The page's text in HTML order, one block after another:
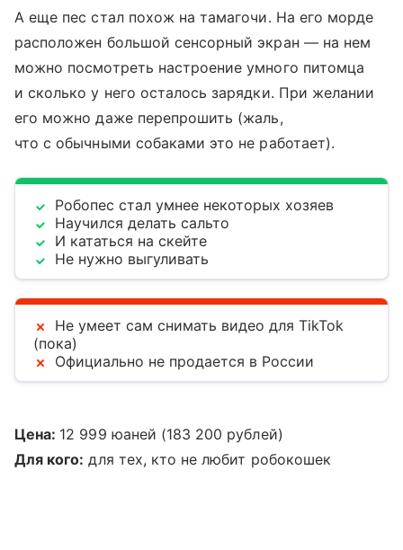
А еще пес стал похож на тамагочи. На его морде
расположен большой сенсорный экран — на нем
можно посмотреть настроение умного питомца
и сколько у него осталось зарядки. При желании
его можно даже перепрошить (жаль,
что с обычными собаками это не работает).
Робопес стал умнее некоторых хозяев
Научился делать сальто
И кататься на скейте
Не нужно выгуливать
Не умеет сам снимать видео для TikTok
(пока)
Официально не продается в России
Цена: 12 999 юаней (183 200 рублей)
Для кого: для тех, кто не любит робокошек